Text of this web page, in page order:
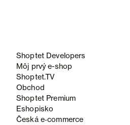
Shoptet Developers
Môj prvý e-shop
Shoptet.TV
Obchod
Shoptet Premium
Eshopisko
Česká e‑commerce